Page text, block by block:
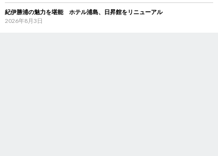
紀伊勝浦の魅力を堪能 ホテル浦島、日昇館をリニューアル
2026年8月3日